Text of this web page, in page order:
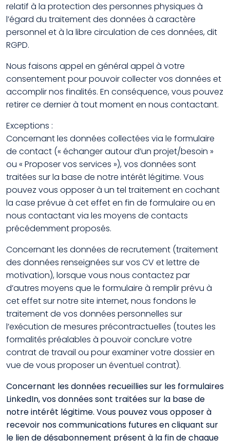
relatif à la protection des personnes physiques à
l’égard du traitement des données à caractère
personnel et à la libre circulation de ces données, dit
RGPD.
Nous faisons appel en général appel à votre
consentement pour pouvoir collecter vos données et
accomplir nos finalités. En conséquence, vous pouvez
retirer ce dernier à tout moment en nous contactant.
Exceptions :
Concernant les données collectées via le formulaire
de contact (« échanger autour d’un projet/besoin »
ou « Proposer vos services »), vos données sont
traitées sur la base de notre intérêt légitime. Vous
pouvez vous opposer à un tel traitement en cochant
la case prévue à cet effet en fin de formulaire ou en
nous contactant via les moyens de contacts
précédemment proposés.
Concernant les données de recrutement (traitement
des données renseignées sur vos CV et lettre de
motivation), lorsque vous nous contactez par
d’autres moyens que le formulaire à remplir prévu à
cet effet sur notre site internet, nous fondons le
traitement de vos données personnelles sur
l’exécution de mesures précontractuelles (toutes les
formalités préalables à pouvoir conclure votre
contrat de travail ou pour examiner votre dossier en
vue de vous proposer un éventuel contrat).
Concernant les données recueillies sur les formulaires
LinkedIn, vos données sont traitées sur la base de
notre intérêt légitime. Vous pouvez vous opposer à
recevoir nos communications futures en cliquant sur
le lien de désabonnement présent à la fin de chaque